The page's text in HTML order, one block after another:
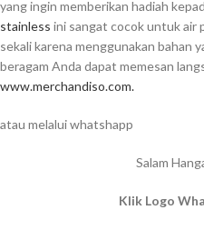
yang ingin memberikan hadiah
stainless ini sangat cocok untuk air
sekali karena menggunakan bahan
beragam Anda dapat memesan
www.merchandiso.com.
atau melalui whatshapp
Salam
Klik Logo